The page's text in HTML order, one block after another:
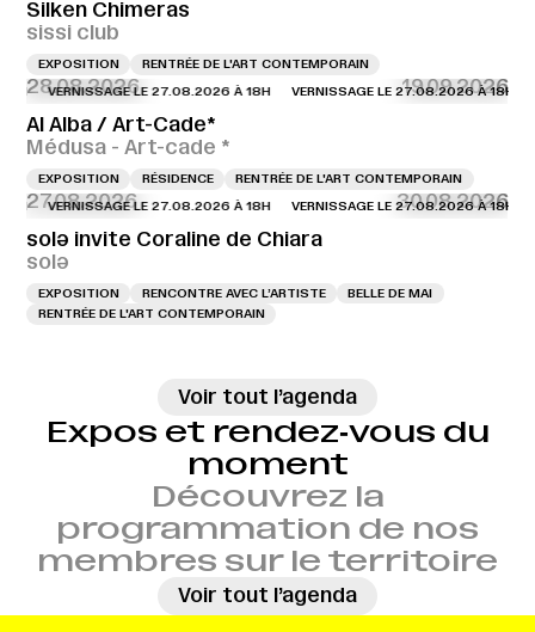
Silken Chimeras
sissi club
EXPOSITION RENTRÉE DE L'ART CONTEMPORAIN
28.08.2026 19.09.2026
VERNISSAGE LE 27.08.2026 À 18H VERNISSAGE LE 27.08.2026 À 18H
Al Alba / Art-Cade*
Médusa - Art-cade *
EXPOSITION RÉSIDENCE RENTRÉE DE L'ART CONTEMPORAIN
27.08.2026 30.08.2026
VERNISSAGE LE 27.08.2026 À 18H VERNISSAGE LE 27.08.2026 À 18H
solə invite Coraline de Chiara
solə
EXPOSITION RENCONTRE AVEC L’ARTISTE
BELLE DE MAI
RENTRÉE DE L'ART CONTEMPORAIN
Voir tout l’agenda
Expos et rendez‑vous du
moment
Découvrez la
programmation de nos
membres sur le territoire
Voir tout l’agenda